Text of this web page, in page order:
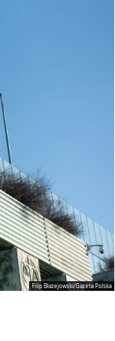
Filip Błażejowski/Gazeta Polska